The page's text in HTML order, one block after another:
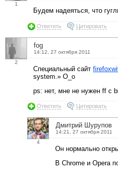
1
Будем надеяться, что
Ответить Цитировать
2
fog
14:12, 27 октября 2011
Специальный сайт
system.» O_o
ps: нет, мне не нужен ff с
Ответить Цитировать
4
Дмитрий Шурупов
14:21, 27 октября 2011
Он нормально
В Chrome и Opera